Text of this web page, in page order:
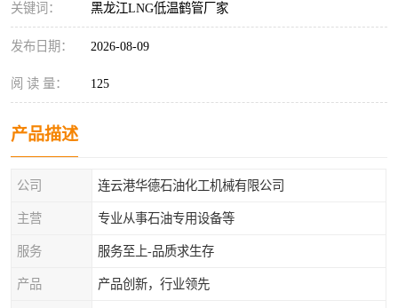
关键词： 黑龙江LNG低温鹤管厂家
发布日期： 2026-08-09
阅 读 量： 125
产品描述
公司 连云港华德石油化工机械有限公司
主营 专业从事石油专用设备等
服务 服务至上-品质求生存
产品 产品创新，行业领先